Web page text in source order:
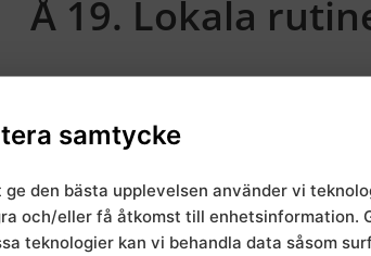
Å 19. Lokala
samtycke
ge den bästa upplevelsen använder vi
och/eller få åtkomst till enhetsinformation.
teknologier kan vi behandla data såsom